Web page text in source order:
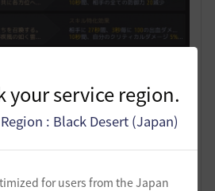
your service region.
: Black Desert (Japan)
for users from the Japan
え大スキルの特化に防御バフと移